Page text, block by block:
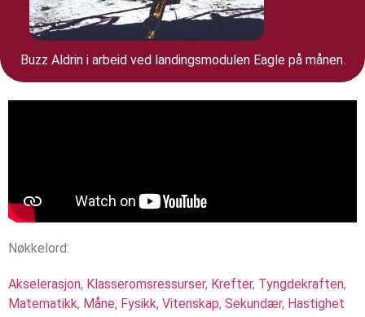
Buzz Aldrin i arbeid ved landingsmodulen Eagle på månen.
Nøkkelord:
Akselerasjon, Klasseromsressurser, Krefter, Tyngdekraften,
Matematikk, Måne, Fysikk, Vitenskap, Sekundær, Hastighet